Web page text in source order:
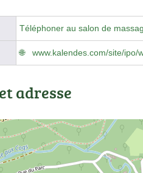
Téléphoner au salon de
www.kalendes.com/site/ipo/
adresse